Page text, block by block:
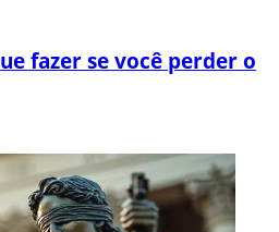
fazer se você perder o